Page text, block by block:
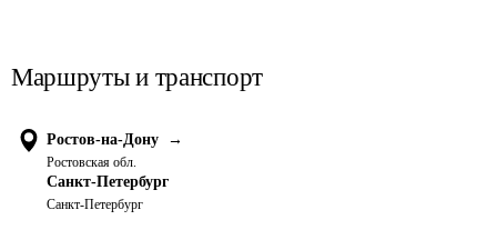
Маршруты и транспорт
Ростов-на-Дону →
Ростовская обл.
Санкт-Петербург
Санкт-Петербург